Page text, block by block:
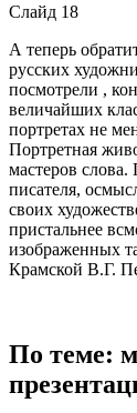
Слайд 18
А теперь
русских
посмотрели ,
величайших
портретах не
Портретная
мастеров
писателя,
своих
пристальнее
изображенных
Крамской В.Г.
По теме: